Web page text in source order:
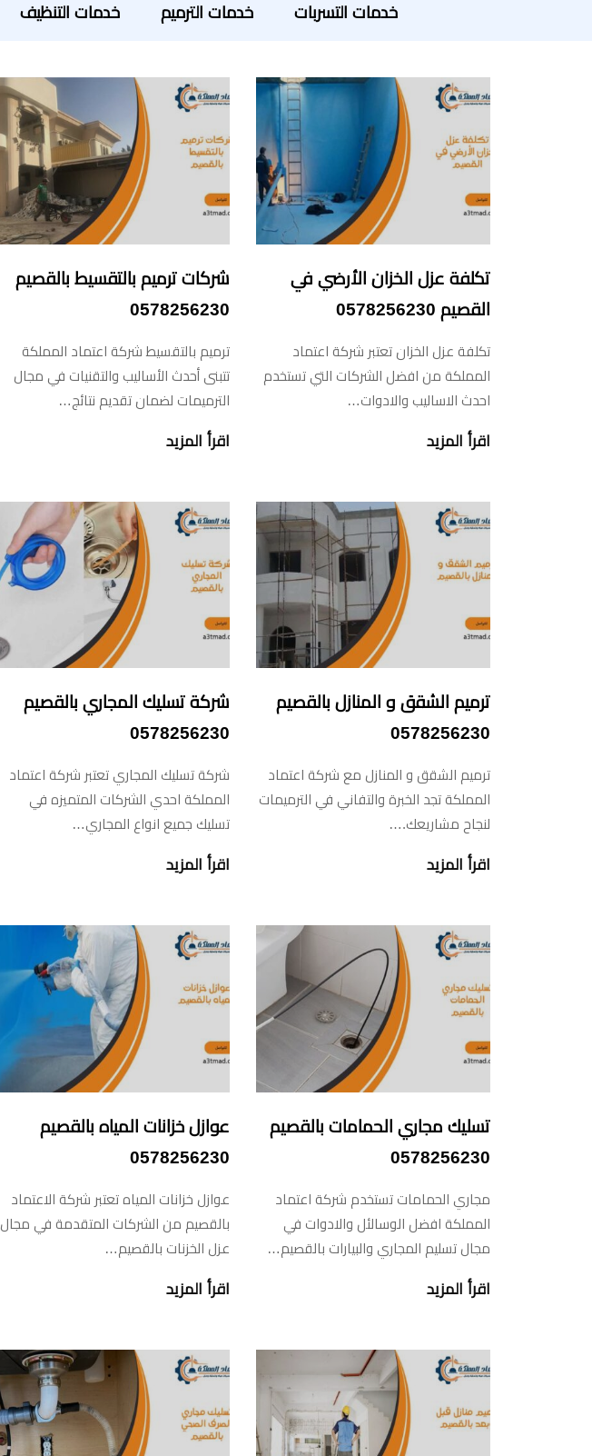
خدمات التسربات خدمات الترميم خدمات التنظيف
تكلفة عزل الخزان الأرضي في
القصيم 0578256230
تكلفة عزل الخزان تعتبر شركة اعتماد
المملكة من افضل الشركات التي تستخدم
احدث الاساليب والادوات…
اقرأ المزيد
شركات ترميم بالتقسيط بالقصيم
0578256230
ترميم بالتقسيط شركة اعتماد المملكة
تتبنى أحدث الأساليب والتقنيات في مجال
الترميمات لضمان تقديم نتائج…
اقرأ المزيد
ترميم الشقق و المنازل بالقصيم
0578256230
ترميم الشقق و المنازل مع شركة اعتماد
المملكة تجد الخبرة والتفاني في الترميمات
لنجاح مشاريعك.…
اقرأ المزيد
شركة تسليك المجاري بالقصيم
0578256230
شركة تسليك المجاري تعتبر شركة اعتماد
المملكة احدي الشركات المتميزه في
تسليك جميع انواع المجاري…
اقرأ المزيد
تسليك مجاري الحمامات بالقصيم
0578256230
مجاري الحمامات تستخدم شركة اعتماد
المملكة افضل الوسالئل والادوات في
مجال تسليم المجاري والبيارات بالقصيم…
اقرأ المزيد
عوازل خزانات المياه بالقصيم
0578256230
عوازل خزانات المياه تعتبر شركة الاعتماد
بالقصيم من الشركات المتقدمة في مجال
عزل الخزنات بالقصيم…
اقرأ المزيد